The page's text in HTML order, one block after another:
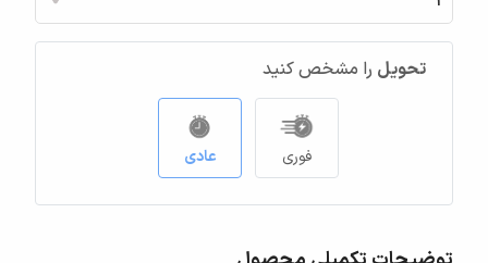
تحویل را مشخص کنید
فوری عادی